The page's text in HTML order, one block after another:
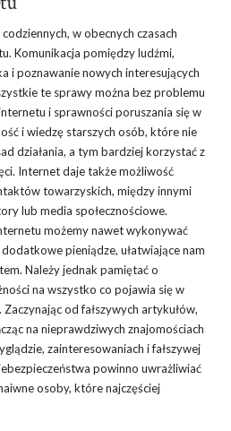
w obecnych czasach
Komunikacja pomiędzy ludźmi,
i poznawanie nowych interesujących
te sprawy można bez problemu
i sprawności poruszania się w
i wiedzę starszych osób, które nie
działania, a tym bardziej korzystać z
Internet daje także możliwość
towarzyskich, między innymi
lub media społecznościowe.
możemy nawet wykonywać
pieniądze, ułatwiające nam
Należy jednak pamiętać o
na wszystko co pojawia się w
od fałszywych artykułów,
na nieprawdziwych znajomościach
zainteresowaniach i fałszywej
powinno uwrażliwiać
osoby, które najczęściej